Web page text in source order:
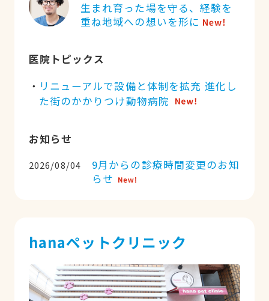
生まれ育った場を守る、経験を
重ね地域への想いを形に
医院トピックス
リニューアルで設備と体制を拡充 進化し
た街のかかりつけ動物病院
お知らせ
2026/08/04
9月からの診療時間変更のお知
らせ
hanaペットクリニック